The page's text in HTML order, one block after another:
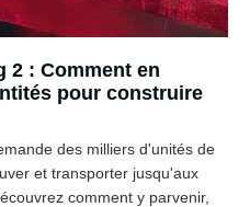
2 : Comment en
pour construire
des milliers d'unités de
et transporter jusqu'aux
comment y parvenir,